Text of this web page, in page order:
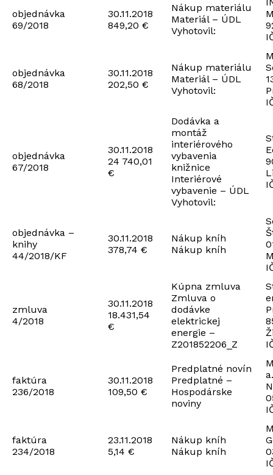
objednávka
69/2018
30.11.2018
849,20 €
Nákup materiálu
Materiál – ÚDL
Vyhotovil:
objednávka
68/2018
30.11.2018
202,50 €
Nákup materiálu
Materiál – ÚDL
Vyhotovil:
objednávka
67/2018
30.11.2018
24 740,01
€
Dodávka a
montáž
interiérového
vybavenia
knižnice
Interiérové
vybavenie – ÚDL
Vyhotovil:
objednávka –
knihy
44/2018/KF
30.11.2018
378,74 €
Nákup kníh
Nákup kníh
zmluva
4/2018
30.11.2018
18.431,54
€
Kúpna zmluva
Zmluva o
dodávke
elektrickej
energie –
Z201852206_Z
faktúra
236/2018
30.11.2018
109,50 €
Predplatné novín
Predplatné –
Hospodárske
noviny
faktúra
234/2018
23.11.2018
5,14 €
Nákup kníh
Nákup kníh